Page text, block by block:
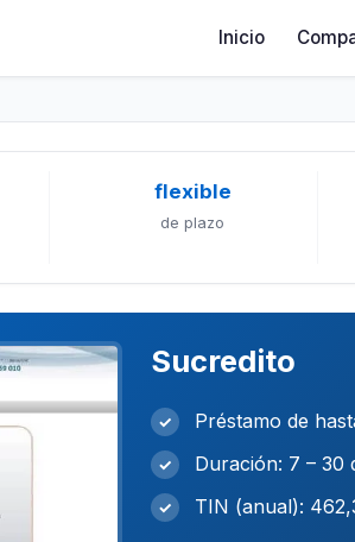
Inicio
flexible
de plazo
Sucredito
✓ Préstamo de
✓ Duración: 7 – 30
✓ TIN (anual):